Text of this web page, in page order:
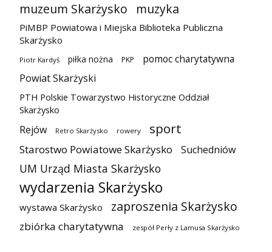
muzeum Skarżysko
muzyka
PiMBP Powiatowa i Miejska Biblioteka Publiczna
Skarżysko
Piotr Kardyś piłka nożna PKP
pomoc charytatywna
Powiat Skarżyski
PTH Polskie Towarzystwo Historyczne Oddział
Skarżysko
Rejów Retro Skarżysko rowery sport
Starostwo Powiatowe Skarżysko Suchedniów
UM Urząd Miasta Skarżysko
wydarzenia Skarżysko
wystawa Skarżysko zaproszenia Skarżysko
zbiórka charytatywna zespół Perły z Lamusa Skarżysko